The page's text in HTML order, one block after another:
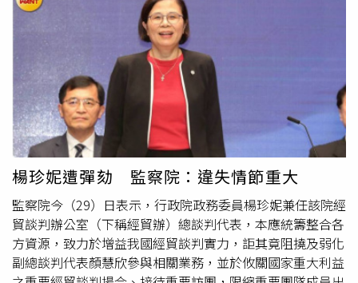
學生沒喝到飲料，可證明男老師並非獨漏該名女學生，也沒
針對她差別待遇，所以無法認定有故意孤立、羞辱或侵害的
動機。女學生的家長為何執著申訴霸凌
調查小組說男老師很怕家長又告？本刊深入追查，這對師生
在「飲料事件」之前早已結怨，疫情期間學校採取遠距教
學，男老師曾在群組宣布補課消息，但女學生家長堅稱沒收
到通知，加上男老師補課時確實犯錯，應該上體適能卻沒出
現在鏡頭前，讓全班自習，剛好被女學生家長逮到小辮子告
狀，後續發生「飲料事件」，女學生家長當成老師再度獨漏
女兒，因此又槓上。北高行判決女學生家長敗訴，不過男老
師已經因為「體適能缺課」案遭懲處，轉到其他學校任職。
卓榮泰院長就是楊珍妮的直屬長官。如今監察院認定她涉及
職場 霸凌
並予以彈劾，請問身為上級主管的卓榮泰，難道完
全沒有管理責任？陳以信更指出，顏慧欣案不是一般的行政
疏失，而是有人因此憤慨離世，留下許多未解的
兩年前面對類似事件，賴總統還願向家屬道歉，雖非主管的
卓院長，也公開道歉並要求部長何珮珊下台負責。對比如今
顏慧欣案，賴總統卻沉默至今，卓院長更未道歉下台，政府
如此倨傲態度，才最讓社會大眾感到寒心！陳以信痛批，民
進黨最愛講「霸凌 零容忍」，但現在變成是「霸凌
責」。不是自己人就高喊改革要求究責，一旦涉及自己人，
就講程序講尊重不道歉不負責。陳以信要求賴總統應公開向
顏慧欣家屬及社會公開道歉，卓院長身為楊珍妮的上級長
官，應為自身管理不當負起政治責任下台！陳以信更強調，
上週六凱道廿萬人為食安向政府大怒吼，但集會過後政府依
楊珍妮遭彈劾 監察院：違失情節重大
監察院今（29）日表示，行政院政務委員楊珍妮兼任該院經
貿談判辦公室（下稱經貿辦）總談判代表，本應統籌整合各
方資源，致力於增益我國經貿談判實力，詎其竟阻撓及弱化
副總談判代表顏慧欣參與相關業務，並於攸關國家重大利益